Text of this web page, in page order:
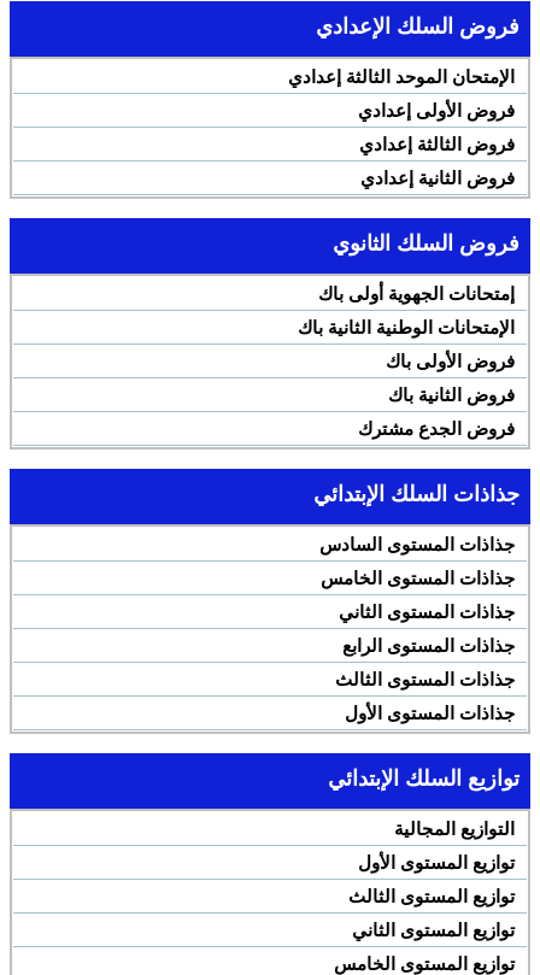
فروض السلك الإعدادي
الإمتحان الموحد الثالثة إعدادي
فروض الأولى إعدادي
فروض الثالثة إعدادي
فروض الثانية إعدادي
فروض السلك الثانوي
إمتحانات الجهوية أولى باك
الإمتحانات الوطنية الثانية باك
فروض الأولى باك
فروض الثانية باك
فروض الجدع مشترك
جذاذات السلك الإبتدائي
جذاذات المستوى السادس
جذاذات المستوى الخامس
جذاذات المستوى الثاني
جذاذات المستوى الرابع
جذاذات المستوى الثالث
جذاذات المستوى الأول
توازيع السلك الإبتدائي
التوازيع المجالية
توازيع المستوى الأول
توازيع المستوى الثالث
توازيع المستوى الثاني
توازيع المستوى الخامس